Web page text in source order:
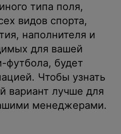
типа поля,
видов спорта,
наполнителя и
для вашей
будет
Чтобы узнать
вариант лучше для
менеджерами.